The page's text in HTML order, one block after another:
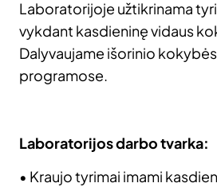
Laboratorijoje užtikrinama
vykdant kasdieninę vidaus
Dalyvaujame išorinio
programose.
Laboratorijos darbo tvarka:
• Kraujo tyrimai imami